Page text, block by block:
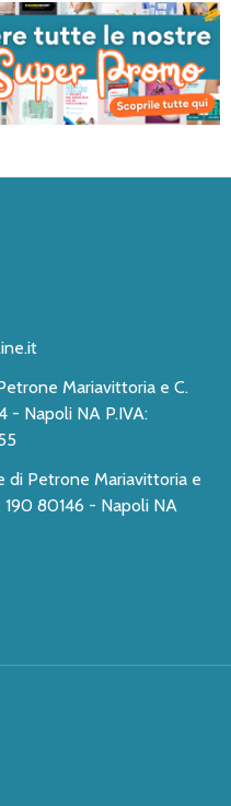
Mariavittoria e C.
di Petrone Mariavittoria e
190 80146 - Napoli NA